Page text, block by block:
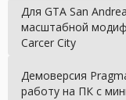
Для GTA San
масштабной
Carcer City
Демоверсия
работу на ПК с